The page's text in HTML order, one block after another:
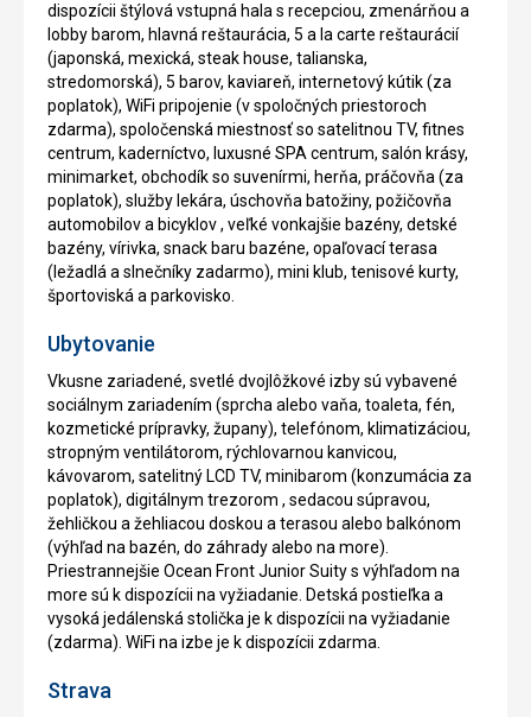
dispozícii štýlová vstupná hala s recepciou, zmenárňou a
lobby barom, hlavná reštaurácia, 5 a la carte reštaurácií
(japonská, mexická, steak house, talianska,
stredomorská), 5 barov, kaviareň, internetový kútik (za
poplatok), WiFi pripojenie (v spoločných priestoroch
zdarma), spoločenská miestnosť so satelitnou TV, fitnes
centrum, kaderníctvo, luxusné SPA centrum, salón krásy,
minimarket, obchodík so suvenírmi, herňa, práčovňa (za
poplatok), služby lekára, úschovňa batožiny, požičovňa
automobilov a bicyklov , veľké vonkajšie bazény, detské
bazény, vírivka, snack baru bazéne, opaľovací terasa
(ležadlá a slnečníky zadarmo), mini klub, tenisové kurty,
športoviská a parkovisko.
Ubytovanie
Vkusne zariadené, svetlé dvojlôžkové izby sú vybavené
sociálnym zariadením (sprcha alebo vaňa, toaleta, fén,
kozmetické prípravky, župany), telefónom, klimatizáciou,
stropným ventilátorom, rýchlovarnou kanvicou,
kávovarom, satelitný LCD TV, minibarom (konzumácia za
poplatok), digitálnym trezorom , sedacou súpravou,
žehličkou a žehliacou doskou a terasou alebo balkónom
(výhľad na bazén, do záhrady alebo na more).
Priestrannejšie Ocean Front Junior Suity s výhľadom na
more sú k dispozícii na vyžiadanie. Detská postieľka a
vysoká jedálenská stolička je k dispozícii na vyžiadanie
(zdarma). WiFi na izbe je k dispozícii zdarma.
Strava